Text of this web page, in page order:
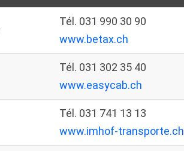
Tél. 031 990 30 90
www.betax.ch
Tél. 031 302 35 40
www.easycab.ch
Tél. 031 741 13 13
www.imhof-transporte.ch